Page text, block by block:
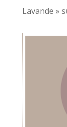
Lavande »